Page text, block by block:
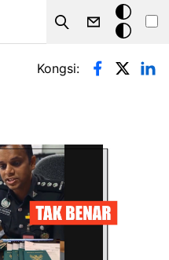
Search
Mod
gelap
Kongsi: